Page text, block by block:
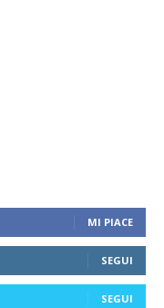
MI PIACE
SEGUI
SEGUI